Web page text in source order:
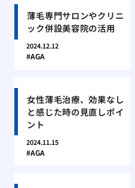
薄毛専門サロンやクリニ
ック併設美容院の活用
2024.12.12
AGA
女性薄毛治療、効果なし
と感じた時の見直しポイ
ント
2024.11.15
AGA